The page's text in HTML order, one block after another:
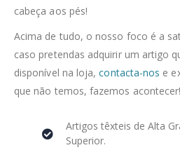
cabeça aos pés!
Acima de tudo, o nosso foco é a
caso pretendas adquirir um artigo
disponível na loja,contacta-nos e
que não temos, fazemos acontecer!
Artigos têxteis de Alta
Superior.